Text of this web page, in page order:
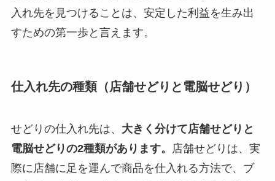
入れ先を見つけることは、安定した利益を生み出
すための第一歩と言えます。
仕入れ先の種類（店舗せどりと電脳せどり）
せどりの仕入れ先は、 大きく分けて店舗せどりと
電脳せどりの2種類があります。
店舗せどりは、実
際に店舗に足を運んで商品を仕入れる方法で、ブ